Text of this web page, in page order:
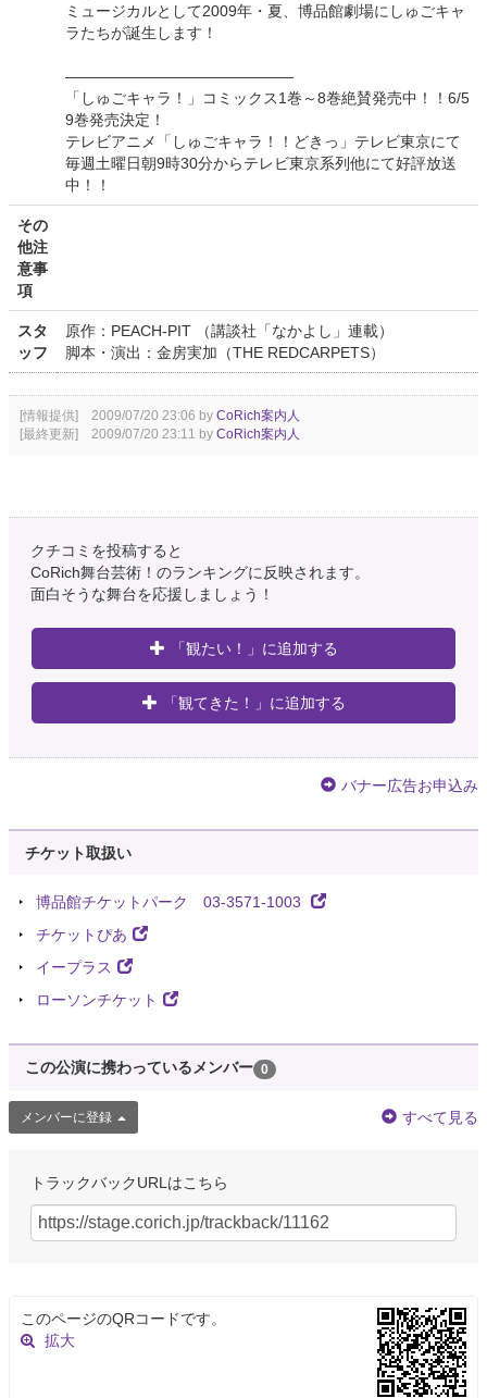
ミュージカルとして2009年・夏、博品館劇場にしゅごキャ
ラたちが誕生します！
―――――――――――――――
「しゅごキャラ！」コミックス1巻～8巻絶賛発売中！！6/5
9巻発売決定！
テレビアニメ「しゅごキャラ！！どきっ」テレビ東京にて
毎週土曜日朝9時30分からテレビ東京系列他にて好評放送
中！！
その
他注
意事
項
スタ
ッフ
原作：PEACH-PIT （講談社「なかよし」連載）
脚本・演出：金房実加（THE REDCARPETS）
[情報提供] 2009/07/20 23:06 by CoRich案内人
[最終更新] 2009/07/20 23:11 by CoRich案内人
クチコミを投稿すると
CoRich舞台芸術！のランキングに反映されます。
面白そうな舞台を応援しましょう！
「観たい！」に追加する
「観てきた！」に追加する
バナー広告お申込み
チケット取扱い
博品館チケットパーク 03-3571-1003
チケットぴあ
イープラス
ローソンチケット
この公演に携わっているメンバー 0
メンバーに登録 すべて見る
トラックバックURLはこちら
このページのQRコードです。
拡大